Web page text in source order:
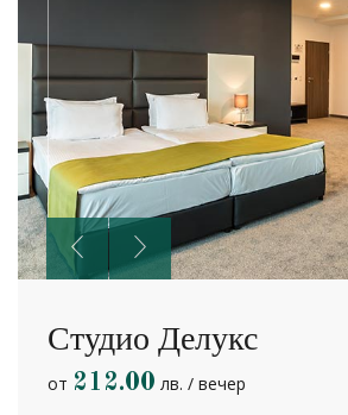
от 212.00 лв. / вечер
Студио Делукс